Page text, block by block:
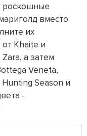
роскошные
вместо
их
Khaite и
а затем
Veneta,
Season и
-